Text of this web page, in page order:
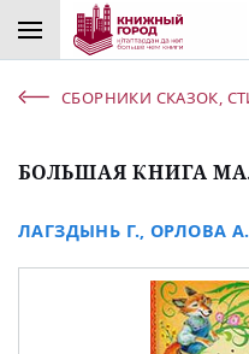
СБОРНИКИ СКАЗОК,
БОЛЬШАЯ КНИГА
ЛАГЗДЫНЬ Г. ,ОРЛОВА А.